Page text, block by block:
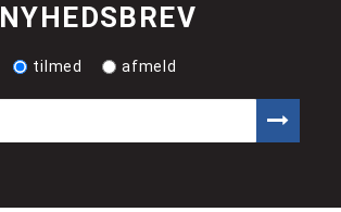
NYHEDSBREV
tilmed afmeld